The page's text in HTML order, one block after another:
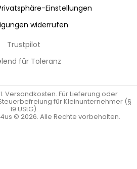
Einstellungen
widerrufen
Trustpilot
für Toleranz
Versandkosten. Für Lieferung oder
für Kleinunternehmer (§
19 UStG).
© 2026. Alle Rechte vorbehalten.